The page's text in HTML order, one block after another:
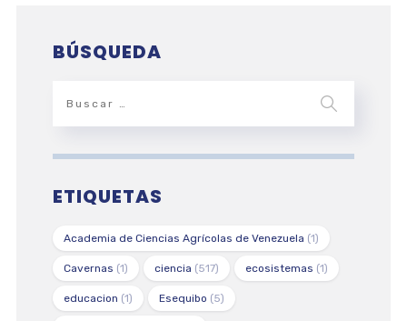
BÚSQUEDA
ETIQUETAS
Academia de Ciencias Agrícolas de Venezuela (1)
Cavernas (1) ciencia (517) ecosistemas (1)
educacion (1) Esequibo (5)